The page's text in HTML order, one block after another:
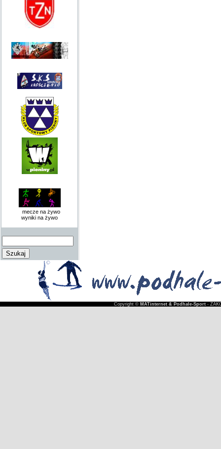
mecze na żywo
wyniki na żywo
Copyright © MATinternet & Podhale-Sport-